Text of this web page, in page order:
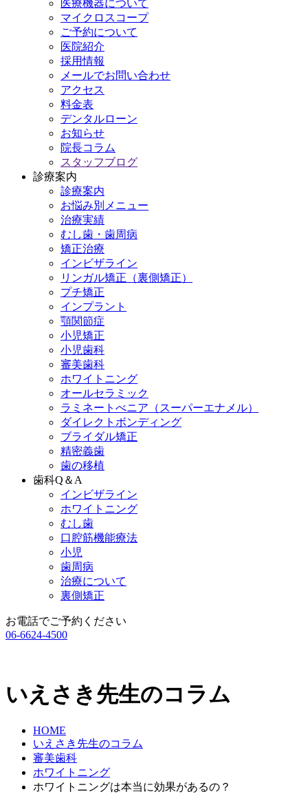
医療機器について
マイクロスコープ
ご予約について
医院紹介
採用情報
メールでお問い合わせ
アクセス
料金表
デンタルローン
お知らせ
院長コラム
スタッフブログ
診療案内
診療案内
お悩み別メニュー
治療実績
むし歯・歯周病
矯正治療
インビザライン
リンガル矯正（裏側矯正）
プチ矯正
インプラント
顎関節症
小児矯正
小児歯科
審美歯科
ホワイトニング
オールセラミック
ラミネートべニア （スーパーエナメル）
ダイレクトボンディング
ブライダル矯正
精密義歯
歯の移植
歯科Q＆A
インビザライン
ホワイトニング
むし歯
口腔筋機能療法
小児
歯周病
治療について
裏側矯正
お電話でご予約ください
06-6624-4500
いえさき先生のコラム
HOME
いえさき先生のコラム
審美歯科
ホワイトニング
ホワイトニングは本当に効果があるの？